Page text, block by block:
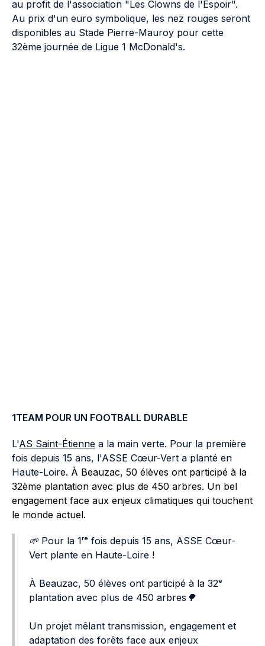
au profit de l'association "Les Clowns de l'Espoir".
Au prix d'un euro symbolique, les nez rouges seront
disponibles au Stade Pierre-Mauroy pour cette
32ème journée de Ligue 1 McDonald's.
1TEAM POUR UN FOOTBALL DURABLE
L'AS Saint-Étienne a la main verte. Pour la première
fois depuis 15 ans, l'ASSE Cœur-Vert a planté en
Haute-Loire. À Beauzac, 50 élèves ont participé à la
32ème plantation avec plus de 450 arbres. Un bel
engagement face aux enjeux climatiques qui touchent
le monde actuel.
🌱 Pour la 1ʳᵉ fois depuis 15 ans, ASSE Cœur-
Vert plante en Haute-Loire !
À Beauzac, 50 élèves ont participé à la 32ᵉ
plantation avec plus de 450 arbres🌳
Un projet mêlant transmission, engagement et
adaptation des forêts face aux enjeux